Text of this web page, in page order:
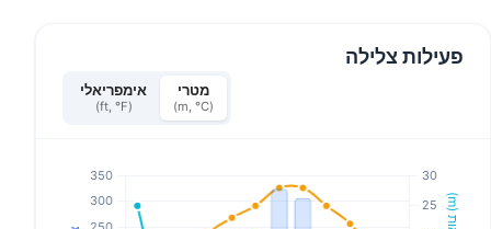
פעילות צלילה
מטרי
(m, °C)
אימפריאלי
(ft, °F)